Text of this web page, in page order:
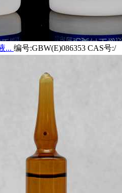
... 编号:GBW(E)086353 CAS号:/